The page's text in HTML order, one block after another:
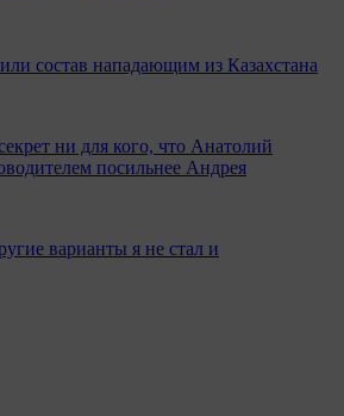
состав нападающим из Казахстана
ни для кого, что Анатолий
посильнее Андрея
варианты я не стал и